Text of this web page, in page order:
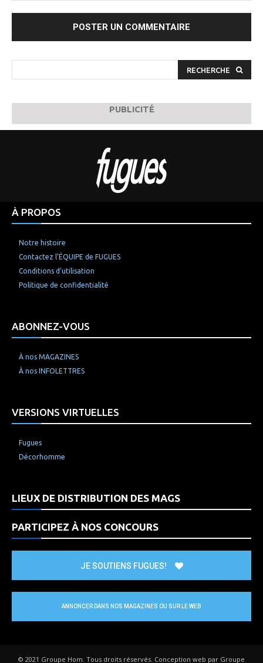
RECHERCHE
PUBLICITÉ
À PROPOS
Notre histoire
Contactez l’ÉQUIPE de FUGUES
Conditions d’utilisation
Politique de confidentialité
ABONNEZ-VOUS
À nos MAGAZINES
À nos INFOLETTRES
VERSIONS VIRTUELLES
Fugues
Décorhomme
LIEUX DE DISTRIBUTION DES MAGS
PARTICIPEZ À NOS CONCOURS
JE SOUTIENS FUGUES!
ANNONCER DANS NOS MAGAZINES OU SUR LE WEB
© 2021 Groupe Hom. Tous droits réservés. Conception web par Groupe